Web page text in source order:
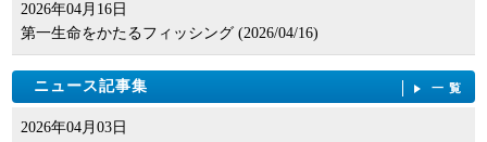
2026年04月16日
第一生命をかたるフィッシング (2026/04/16)
ニュース記事集 一覧
2026年04月03日